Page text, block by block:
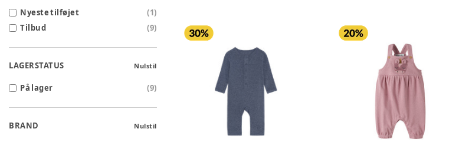
Nyeste tilføjet (1)
Tilbud
(9)
LAGERSTATUS Nulstil
På lager (9)
BRAND Nulstil